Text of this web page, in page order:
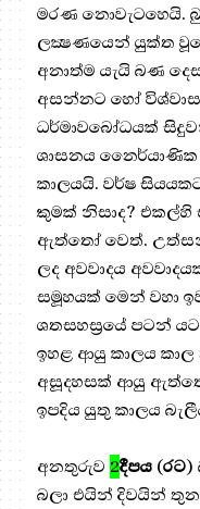
මරණ නොවැටහෙයි.
ලක්‍ෂණයෙන් යුක්ත
අනාත්ම යැයි බණ
අසන්නට හෝ
ධර්මාවබෝධයක්
ශාසනය
කාලයයි. වර්ෂ
කුමක් නිසාද?
ඇත්තෝ වෙත්.
ලද අවවාදය
සමූහයක් මෙන් වහා
ශතසහස්‍රයේ පටන්
ඉහළ ආයු කාලය
අසූදහසක් ආයු
ඉපදිය යුතු කාලය
අනතුරුව 2දීපය (රට)
බලා එයින් දිවයින්